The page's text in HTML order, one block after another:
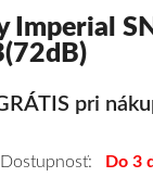
Imperial
pri
Dostupnosť: Do 3